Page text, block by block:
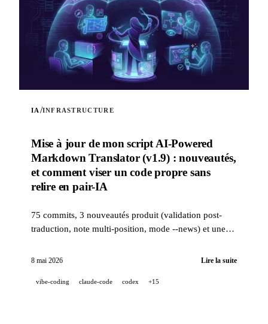
IA /INFRASTRUCTURE
Mise à jour de mon script AI-Powered
Markdown Translator (v1.9) : nouveautés,
et comment viser un code propre sans
relire en pair-IA
75 commits, 3 nouveautés produit (validation post-
traduction, note multi-position, mode --news) et une
PR assistée IA) pour viser un code propre quand un
8 mai 2026 Lire la suite
vibe-coding claude-code codex +15